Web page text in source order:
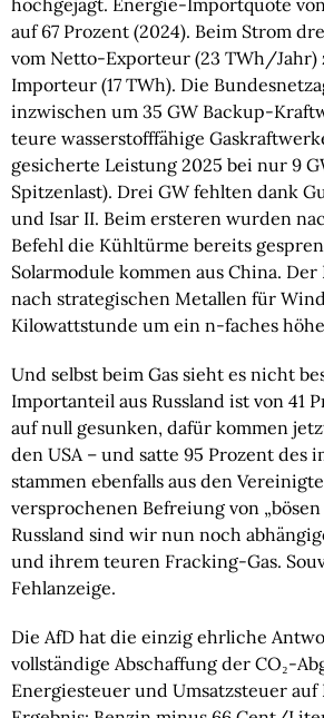
hochgejagt. Energie-Importquote
auf 67 Prozent (2024). Beim Strom
vom Netto-Exporteur (23 TWh/Jahr)
Importeur (17 TWh). Die
inzwischen um 35 GW Backup-
teure wasserstofffähige
gesicherte Leistung 2025 bei nur 9
Spitzenlast). Drei GW fehlten dank
und Isar II. Beim ersteren wurden
Befehl die Kühltürme bereits
Solarmodule kommen aus China.
nach strategischen Metallen für
Kilowattstunde um ein n-faches
Und selbst beim Gas sieht es nicht
Importanteil aus Russland ist von 41
auf null gesunken, dafür kommen
den USA – und satte 95 Prozent des
stammen ebenfalls aus den
versprochenen Befreiung von
Russland sind wir nun noch
und ihrem teuren Fracking-Gas.
Fehlanzeige.
Die AfD hat die einzig ehrliche
vollständige Abschaffung der CO₂-
Energiesteuer und Umsatzsteuer